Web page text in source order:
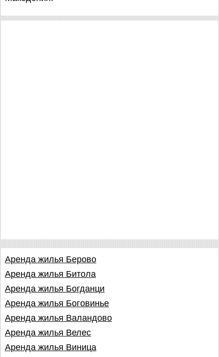
Аренда жилья Берово
Аренда жилья Битола
Аренда жилья Богданци
Аренда жилья Боговинье
Аренда жилья Валандово
Аренда жилья Велес
Аренда жилья Виница